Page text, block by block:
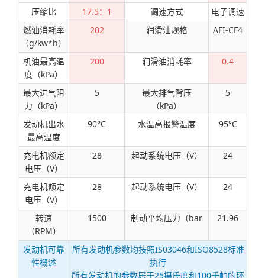
压缩比 17.5：1 调速方式
电子调速
燃油消耗率
（g/kw*h）
202 润滑油规格 AFI-CF4
机油最高温
度（kPa）
200 润滑油消耗率 0.4
最大进气阻
力（kPa）
5
最大排气背压
（kPa）
5
发动机出水
最高温度
90°C 水温高报警温度 95°C
充电机额定
电压（V）
28 起动系统电压（V） 24
充电机额定
电压（V）
28 起动系统电压（V） 24
转速
（RPM）
1500 制动平均压力（bar 21.96
发动机可靠
性概述
所有发动机参数均按照IS03046和ISO8528标准
执行
所有发动机的参数居于25摄氏度和100千帕的环